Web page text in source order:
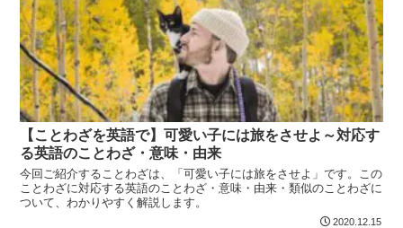
【ことわざを英語で】可愛い子には旅をさせよ～対応す
る英語のことわざ・意味・由来
今回ご紹介することわざは、「可愛い子には旅をさせよ」です。この
ことわざに対応する英語のことわざ・意味・由来・類似のことわざに
ついて、わかりやすく解説します。
2020.12.15